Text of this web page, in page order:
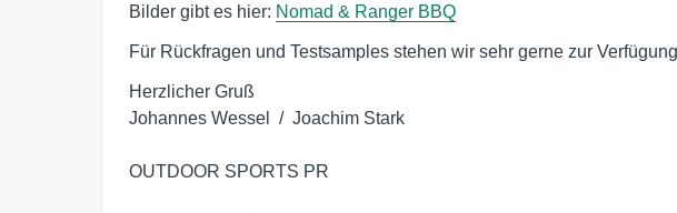
Bilder gibt es hier: Nomad & Ranger BBQ
Für Rückfragen und Testsamples stehen wir sehr gerne zur
Herzlicher Gruß
Johannes Wessel  /  Joachim Stark
OUTDOOR SPORTS PR